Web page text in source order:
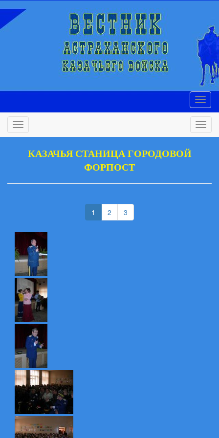
КАЗАЧЬЯ СТАНИЦА ГОРОДОВОЙ
ФОРПОСТ
1 2 (current)
3